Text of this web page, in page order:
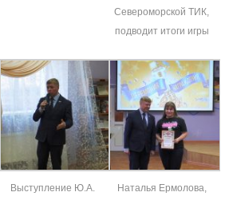
Североморской ТИК,
подводит итоги игры
Выступление Ю.А.
Наталья Ермолова,